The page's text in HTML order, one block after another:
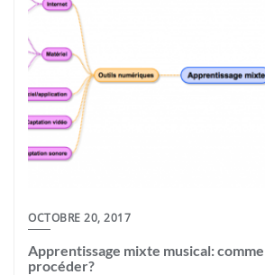
OCTOBRE 20, 2017
Apprentissage mixte musical:
procéder?